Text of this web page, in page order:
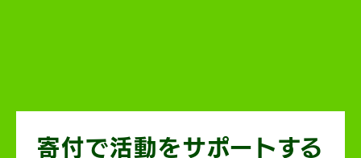
寄付で活動をサポートする